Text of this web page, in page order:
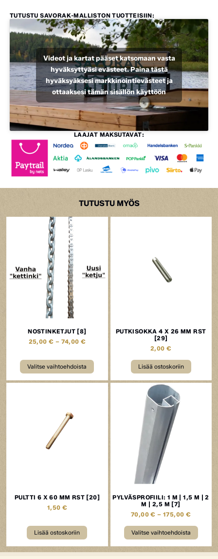
TUTUSTU SAVORAK-MALLISTON TUOTTEISIIN:
Videot ja kartat pääset katsomaan vasta
hyväksyttyäsi evästeet. Paina tästä
hyväksyäksesi markkinointievästeet ja
ottaaksesi tämän sisällön käyttöön
LAAJAT MAKSUTAVAT:
TUTUSTU MYÖS
NOSTINKETJUT [8]
25,00 € – 74,00 €
Valitse vaihtoehdoista
PUTKISOKKA 4 X 26 MM RST
[29]
2,00 €
Lisää ostoskoriin
PULTTI 6 X 60 MM RST [20]
1,50 €
Lisää ostoskoriin
PYLVÄSPROFIILI: 1 M | 1,5 M | 2
M | 2,5 M [7]
70,00€ – 175,00 €
Valitse vaihtoehdoista